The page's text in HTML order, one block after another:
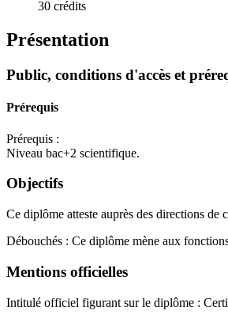
30 crédits
Présentation
Public, conditions d'accès et
Prérequis
Prérequis :
Niveau bac+2 scientifique.
Objectifs
Ce diplôme atteste auprès des directions de
Débouchés : Ce diplôme mène aux
Mentions officielles
Intitulé officiel figurant sur le diplôme :